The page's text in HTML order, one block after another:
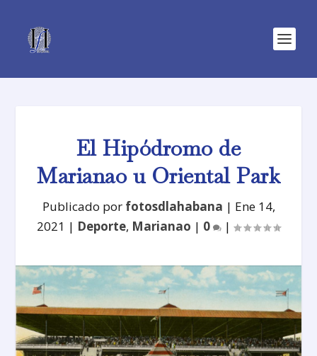
El Hipódromo de
Marianao u Oriental Park
Publicado por fotosdlahabana | Ene 14,
2021 | Deporte, Marianao | 0 |